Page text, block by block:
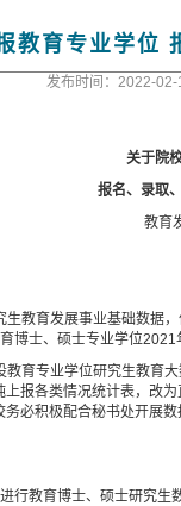
教育专业学位
发布时间：2022-02-
关于院
报名、录取
教育
教育发展事业基础数据
博士、硕士专业学位2021
育专业学位研究生教育
报各类情况统计表，改
必积极配合秘书处开展
行教育博士、硕士研究生